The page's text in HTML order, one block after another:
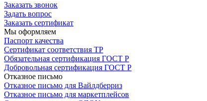
Заказать звонок
Задать вопрос
Заказать сертификат
Мы оформляем
Паспорт качества
Сертификат соответствия ТР
Обязательная сертификация ГОСТ Р
Добровольная сертификация ГОСТ Р
Отказное письмо
Отказное письмо для Вайлдберриз
Отказное письмо для маркетплейсов